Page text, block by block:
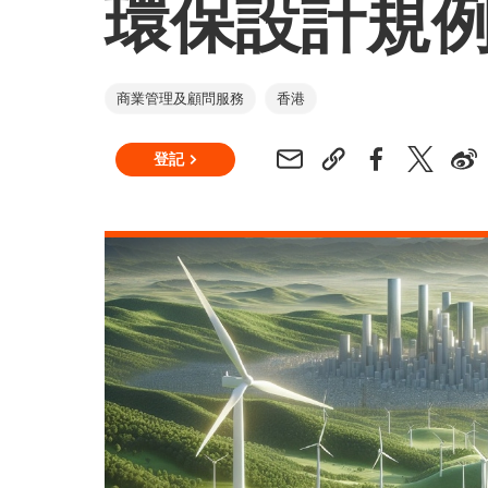
環保設計規
商業管理及顧問服務 香港
登記